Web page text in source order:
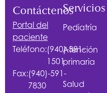
Contáctenos
Portal del
paciente
Teléfono:(940)-381-
1501
Fax:(940)-591-
7830
Servicios
Pediatría
Atención
primaria
Salud